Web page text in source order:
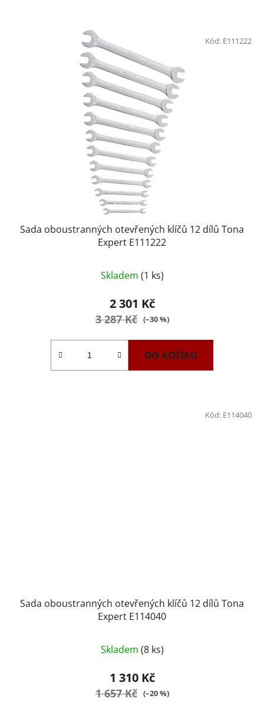
Sada oboustranných otevřených klíčů 12 dílů Tona
Expert E111222
Skladem (1 ks)
2 301 Kč
3 287 Kč (–30 %)
DO KOŠÍKU
Kód: E111222
Sada oboustranných otevřených klíčů 12 dílů Tona
Expert E114040
Skladem (8 ks)
1 310 Kč
1 657 Kč (–20 %)
Kód: E114040